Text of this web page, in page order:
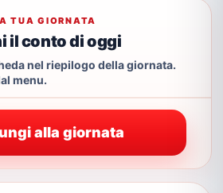
TUA GIORNATA
il conto di oggi
nel riepilogo della giornata.
menu.
alla giornata